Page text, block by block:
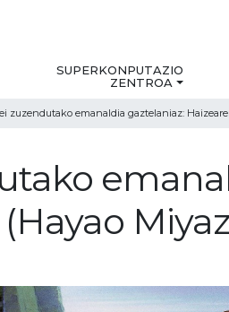
SUPERKONPUTAZIO
ZENTROA
zuzendutako emanaldia gaztelaniaz: